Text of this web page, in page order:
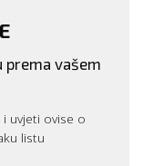
prema vašem
uvjeti ovise o
listu